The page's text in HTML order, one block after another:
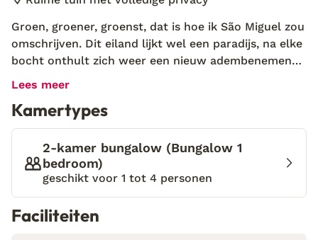
Groen, groener, groenst, dat is hoe ik São Miguel zou
omschrijven. Dit eiland lijkt wel een paradijs, na elke
bocht onthult zich weer een nieuw adembenemend
uitzicht. Tijdens mijn ontdekkingstocht overnacht ik
Alles gaat even op pauze en dat is precies wat ik
nodig had. De frisse lucht, de fluitende vogeltjes en
de indrukwekkende natuur rondom maken het
helemaal af. Ik heb het ontbijt er bij geboekt en liet
het vandaag bij mijn bungalow bezorgen; ideaal!
Terwijl ik geniet van versgebakken brood en lokale
lekkernijen, bedacht ik me hoeveel er nog te
Lees meer
Kamertypes
2-kamer bungalow (Bungalow 1
bedroom)
geschikt voor 1 tot 4 personen
Faciliteiten